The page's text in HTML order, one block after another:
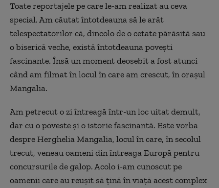
Toate reportajele pe care le-am realizat au ceva
special. Am căutat întotdeauna să le arăt
telespectatorilor că, dincolo de o cetate părăsită sau
o biserică veche, există întotdeauna povești
fascinante. Însă un moment deosebit a fost atunci
când am filmat în locul în care am crescut, în orașul
Mangalia.
Am petrecut o zi întreagă într-un loc uitat demult,
dar cu o poveste și o istorie fascinantă. Este vorba
despre Herghelia Mangalia, locul în care, în secolul
trecut, veneau oameni din întreaga Europă pentru
concursurile de galop. Acolo i-am cunoscut pe
oamenii care au reușit să țină în viață acest complex